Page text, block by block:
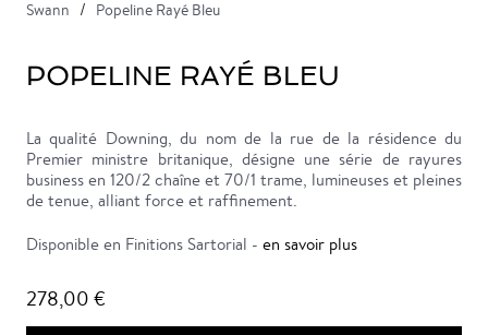
Swann Popeline Rayé Bleu
POPELINE RAYÉ BLEU
La qualité Downing, du nom de la rue de la résidence du
Premier ministre britanique, désigne une série de rayures
business en 120/2 chaîne et 70/1 trame, lumineuses et pleines
de tenue, alliant force et raffinement.
Disponible en Finitions Sartorial - en savoir plus
278,00 €